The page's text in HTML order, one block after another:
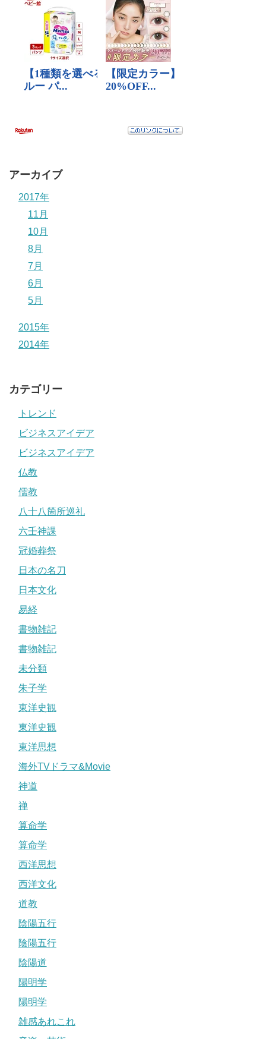
アーカイブ
2017年
11月
10月
8月
7月
6月
5月
2015年
2014年
カテゴリー
トレンド
ビジネスアイデア
ビジネスアイデア
仏教
儒教
八十八箇所巡礼
六壬神課
冠婚葬祭
日本の名刀
日本文化
易経
書物雑記
書物雑記
未分類
朱子学
東洋史観
東洋史観
東洋思想
海外TVドラマ&Movie
神道
禅
算命学
算命学
西洋思想
西洋文化
道教
陰陽五行
陰陽五行
陰陽道
陽明学
陽明学
雑感あれこれ